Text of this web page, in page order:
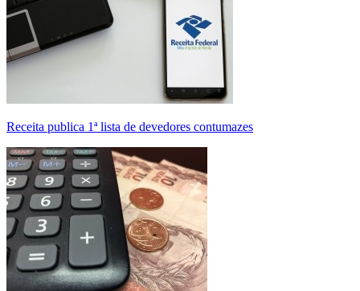
Receita publica 1ª lista de devedores contumazes